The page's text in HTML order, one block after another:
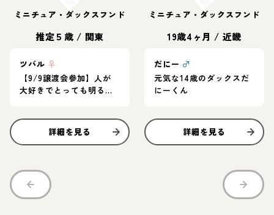
ミニチュア・ダックスフンド
推定５歳 / 関東
ツバル ♀
【9/9譲渡会参加】人が
大好きでとっても明るく
詳細を見る
ミニチュア・ダックスフンド
19歳4ヶ月 / 近畿
だにー ♂
元気な14歳のダックスだ
にーくん
詳細を見る